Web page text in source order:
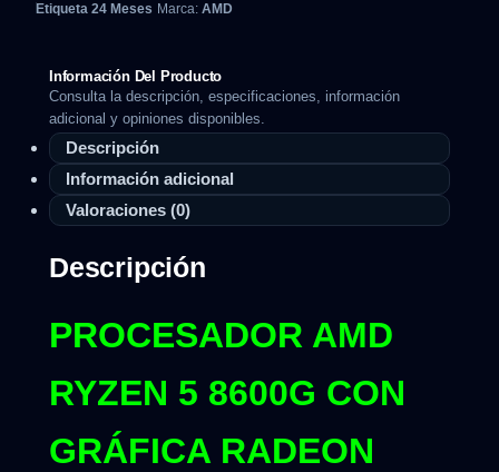
Etiqueta 24 Meses Marca: AMD
Información Del Producto
Consulta la descripción, especificaciones, información
adicional y opiniones disponibles.
Descripción
Información adicional
Valoraciones (0)
Descripción
PROCESADOR AMD
RYZEN 5 8600G CON
GRÁFICA RADEON